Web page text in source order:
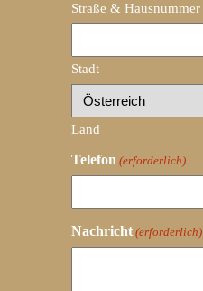
Straße & Hausnummer
Stadt
Land
Telefon (erforderlich)
Nachricht (erforderlich)